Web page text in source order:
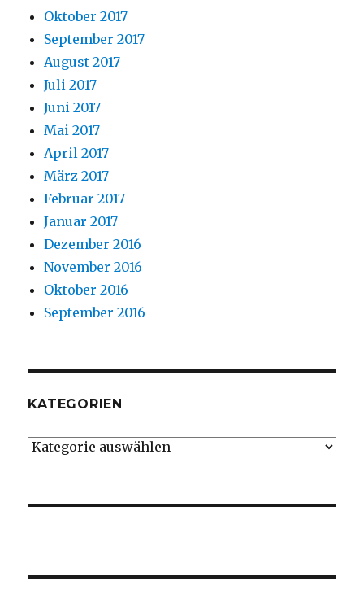
Oktober 2017
September 2017
August 2017
Juli 2017
Juni 2017
Mai 2017
April 2017
März 2017
Februar 2017
Januar 2017
Dezember 2016
November 2016
Oktober 2016
September 2016
KATEGORIEN
Kategorien